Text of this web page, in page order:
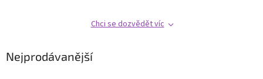
Chci se dozvědět víc
Nejprodávanější